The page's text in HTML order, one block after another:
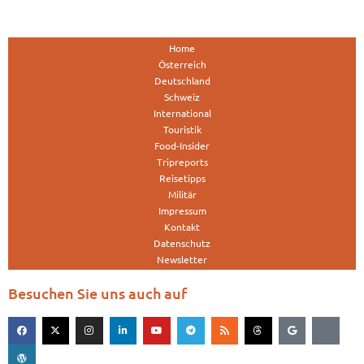
Home
Österreich
Deutschland
Schweiz
International
Touristik
Food-Insider
Tripreports
Reisetipps
Militär
Impressum
Kontakt
Datenschutz
Newsletter
Besuchen Sie uns auch auf